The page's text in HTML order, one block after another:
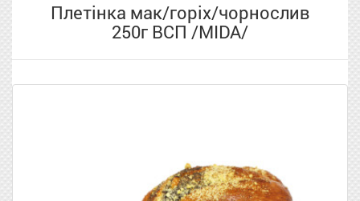
Плетінка мак/горіх/чорнослив
250г ВСП /MIDA/